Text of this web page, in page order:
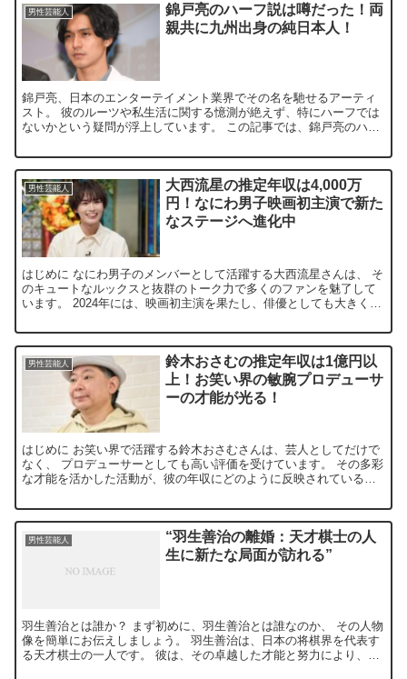
男性芸能人
錦戸亮のハーフ説は噂だった！両
親共に九州出身の純日本人！
錦戸亮、日本のエンターテイメント業界でその名を馳せるアーティ
スト。 彼のルーツや私生活に関する憶測が絶えず、特にハーフでは
ないかという疑問が浮上しています。 この記事では、錦戸亮のハー
男性芸能人
大西流星の推定年収は4,000万
円！なにわ男子映画初主演で新た
なステージへ進化中
はじめに なにわ男子のメンバーとして活躍する大西流星さんは、 そ
のキュートなルックスと抜群のトーク力で多くのファンを魅了して
います。 2024年には、映画初主演を果たし、俳優としても大きく飛
男性芸能人
鈴木おさむの推定年収は1億円以
上！お笑い界の敏腕プロデューサ
ーの才能が光る！
はじめに お笑い界で活躍する鈴木おさむさんは、芸人としてだけで
なく、 プロデューサーとしても高い評価を受けています。 その多彩
な才能を活かした活動が、彼の年収にどのように反映されているの
男性芸能人
“羽生善治の離婚：天才棋士の人
生に新たな局面が訪れる”
羽生善治とは誰か？ まず初めに、羽生善治とは誰なのか、 その人物
像を簡単にお伝えしましょう。 羽生善治は、日本の将棋界を代表す
る天才棋士の一人です。 彼は、その卓越した才能と努力により、